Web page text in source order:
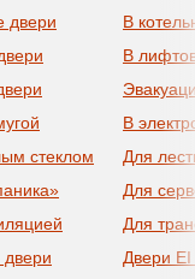
двери
стеклом
В
В
В
Для
Для
Для
Двери